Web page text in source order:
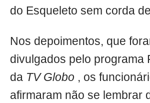
do Esqueleto sem corda
Nos depoimentos, que
divulgados pelo programa
da TV Globo , os
afirmaram não se lembrar